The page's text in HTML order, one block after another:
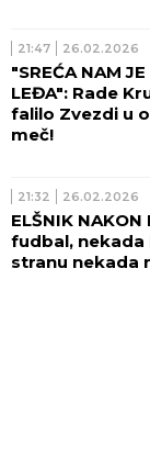
21:47 26.02.2026
"SREĆA NAM
LEĐA": Rade
falilo Zvezdi u
meč!
21:32 26.02.2026
ELŠNIK
fudbal, nekada
stranu nekada